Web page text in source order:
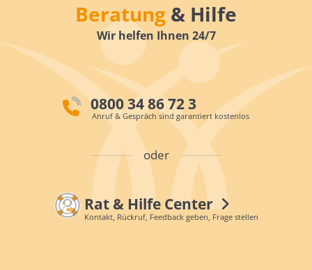
Beratung & Hilfe
Wir helfen Ihnen 24/7
0800 34 86 72 3
Anruf & Gespräch sind garantiert kostenlos
oder
Rat & Hilfe Center
Kontakt, Rückruf, Feedback geben, Frage stellen